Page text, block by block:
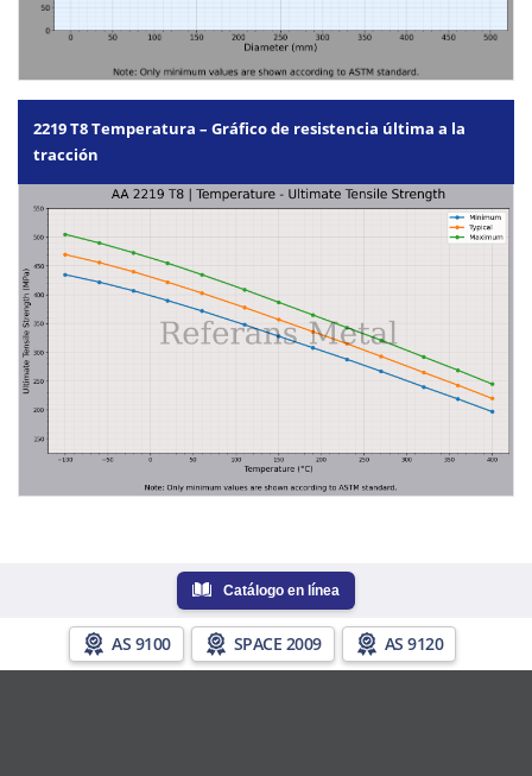
2219 T8 Temperatura – Gráfico de resistencia última a la
tracción
Catálogo en línea
AS 9100 SPACE 2009 AS 9120